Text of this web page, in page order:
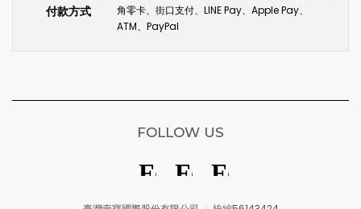
付款方式
角零卡、街口支付、LINE Pay、Apple Pay、
ATM、PayPal
FOLLOW US